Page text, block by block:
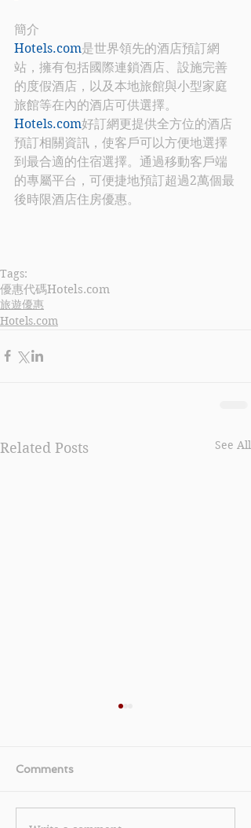
簡介
Hotels.com是世界領先的酒店預訂網
站，擁有包括國際連鎖酒店、設施完善
的度假酒店，以及本地旅館與小型家庭
旅館等在內的酒店可供選擇。
Hotels.com好訂網更提供全方位的酒店
預訂相關資訊，使客戶可以方便地選擇
到最合適的住宿選擇。通過移動客戶端
的專屬平台，可便捷地預訂超過2萬個最
後時限酒店住房優惠。
Tags:
優惠代碼Hotels.com
旅遊優惠
Hotels.com
Related Posts See All
Comments